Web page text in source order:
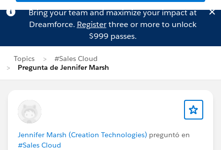
Bring your team and maximize your impact at
Dreamforce. Registerthree or more to unlock
$999 passes.
Topics
#Sales Cloud
Pregunta de Jennifer Marsh
Jennifer Marsh (Creation Technologies) preguntó en
#Sales Cloud